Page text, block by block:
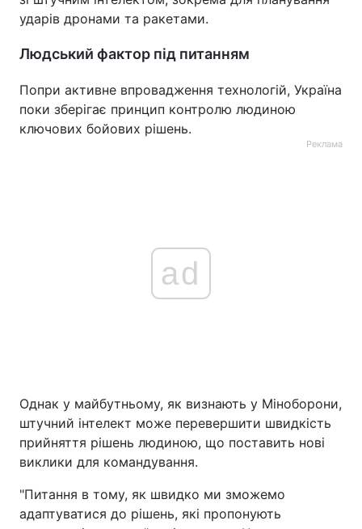
ударів дронами та ракетами.
Людський фактор під питанням
Попри активне впровадження технологій, Україна
поки зберігає принцип контролю людиною
ключових бойових рішень.
Реклама
ad
Однак у майбутньому, як визнають у Міноборони,
штучний інтелект може перевершити швидкість
прийняття рішень людиною, що поставить нові
виклики для командування.
"Питання в тому, як швидко ми зможемо
адаптуватися до рішень, які пропонують